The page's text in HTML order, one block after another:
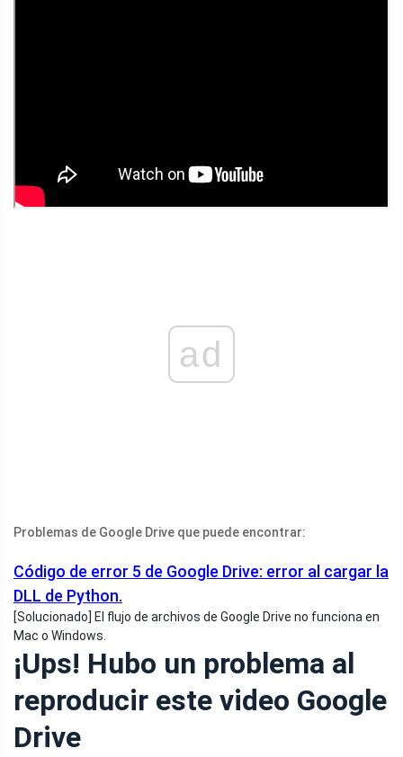
ad
Problemas de Google Drive que puede encontrar:
Código de error 5 de Google Drive: error al cargar la
DLL de Python.
[Solucionado] El flujo de archivos de Google Drive no funciona en
Mac o Windows.
¡Ups! Hubo un problema al
reproducir este video Google
Drive